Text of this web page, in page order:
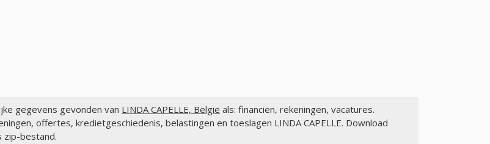
gegevens gevonden van LINDA CAPELLE, België als: financiën, rekeningen, vacatures.
offertes, kredietgeschiedenis, belastingen en toeslagen LINDA CAPELLE. Download
zip-bestand.